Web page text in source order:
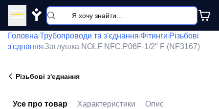
Y
Головна/Трубопроводи та з'єднання/Фітинги/Різьбові
з'єднання/Заглушка NOLF NFC.P06F-1/2" F (NF3167)
Різьбові з'єднання
Усе про товар Характеристики Опис